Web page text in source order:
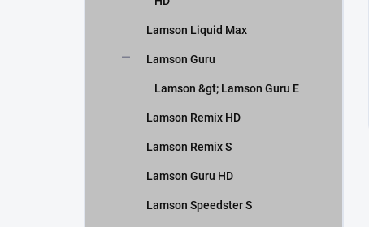
Lamson Liquid Max
Lamson Guru
Lamson &gt; Lamson Guru E
Lamson Remix HD
Lamson Remix S
Lamson Guru HD
Lamson Speedster S